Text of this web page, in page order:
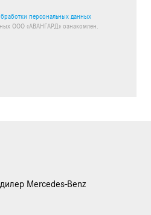
персональных данных
ООО «АВАНГАРД» ознакомлен.
Mercedes-Benz